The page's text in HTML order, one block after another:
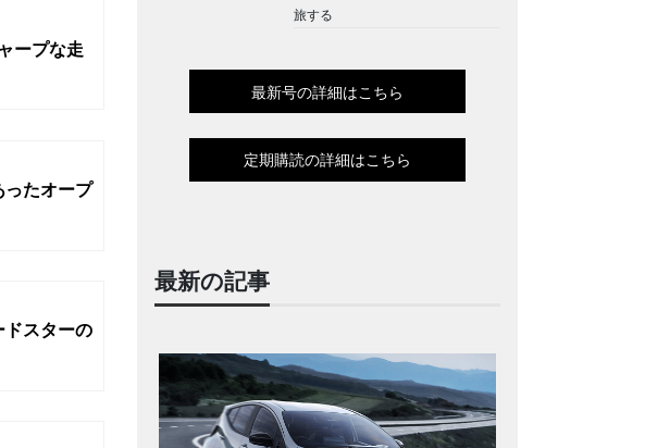
ープな走
ったオープ
ドスターの
旅する
最新号の詳細はこちら
定期購読の詳細はこちら
最新の記事